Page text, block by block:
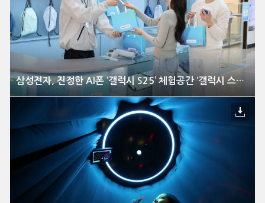
삼성전자, 진정한 AI폰 ‘갤럭시 S25’ 체험공간 ‘갤럭시 스튜디오’ 국내 오픈